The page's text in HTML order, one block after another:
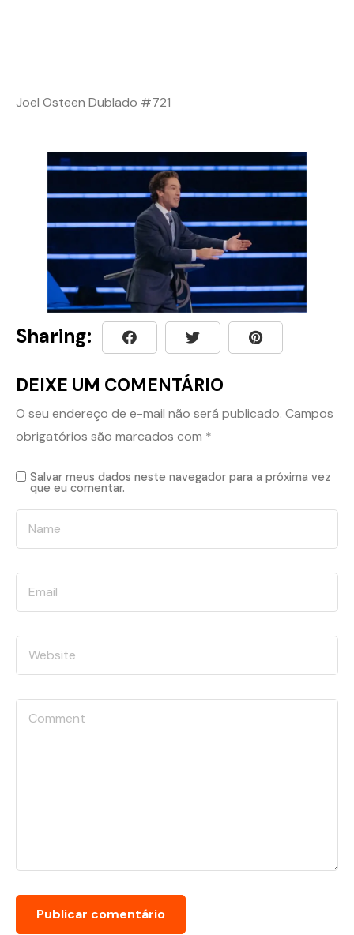
Joel Osteen Dublado #721
Sharing:
DEIXE UM COMENTÁRIO
O seu endereço de e-mail não será publicado. Campos
obrigatórios são marcados com *
Salvar meus dados neste navegador para a próxima vez
que eu comentar.